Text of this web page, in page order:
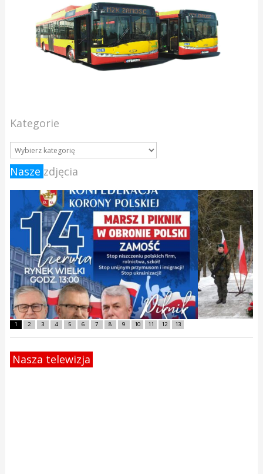
Kategorie
Nasze zdjęcia
1 2 3 4 5 6 7 8 9 10 11 12 13
Nasza telewizja